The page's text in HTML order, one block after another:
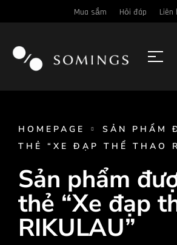
Mua sắm Hỏi đáp Liên
HOMEPAGE
SẢN PHẨM
THẺ “XE ĐẠP THỂ THAO
Sản phẩm
thẻ “Xe đạp
RIKULAU”